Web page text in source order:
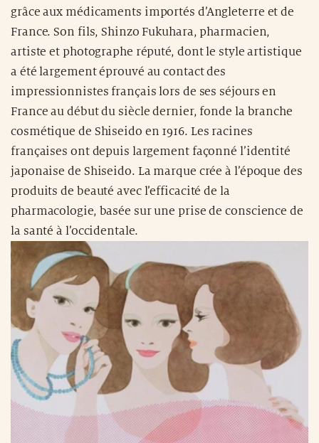
grâce aux médicaments importés d’Angleterre et de
France. Son fils, Shinzo Fukuhara, pharmacien,
artiste et photographe réputé, dont le style artistique
a été largement éprouvé au contact des
impressionnistes français lors de ses séjours en
France au début du siècle dernier, fonde la branche
cosmétique de Shiseido en 1916. Les racines
françaises ont depuis largement façonné l’identité
japonaise de Shiseido. La marque crée à l’époque des
produits de beauté avec l’efficacité de la
pharmacologie, basée sur une prise de conscience de
la santé à l’occidentale.